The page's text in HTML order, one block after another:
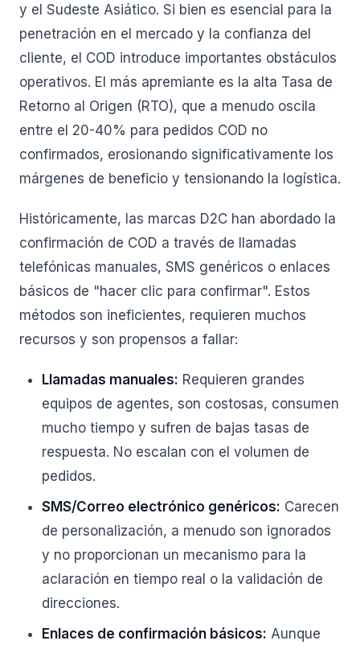
y el Sudeste Asiático. Si bien es esencial para la
penetración en el mercado y la confianza del
cliente, el COD introduce importantes obstáculos
operativos. El más apremiante es la alta Tasa de
Retorno al Origen (RTO), que a menudo oscila
entre el 20-40% para pedidos COD no
confirmados, erosionando significativamente los
márgenes de beneficio y tensionando la logística.
Históricamente, las marcas D2C han abordado la
confirmación de COD a través de llamadas
telefónicas manuales, SMS genéricos o enlaces
básicos de "hacer clic para confirmar". Estos
métodos son ineficientes, requieren muchos
recursos y son propensos a fallar:
Llamadas manuales: Requieren grandes
equipos de agentes, son costosas, consumen
mucho tiempo y sufren de bajas tasas de
respuesta. No escalan con el volumen de
pedidos.
SMS/Correo electrónico genéricos: Carecen
de personalización, a menudo son ignorados
y no proporcionan un mecanismo para la
aclaración en tiempo real o la validación de
direcciones.
Enlaces de confirmación básicos: Aunque